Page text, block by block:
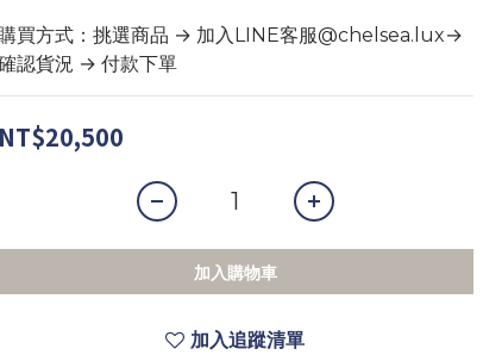
買方式：挑選商品 → 加入LINE客服@chelsea.lux→
認貨況 → 付款下單
NT$20,500
加入購物車
加入追蹤清單